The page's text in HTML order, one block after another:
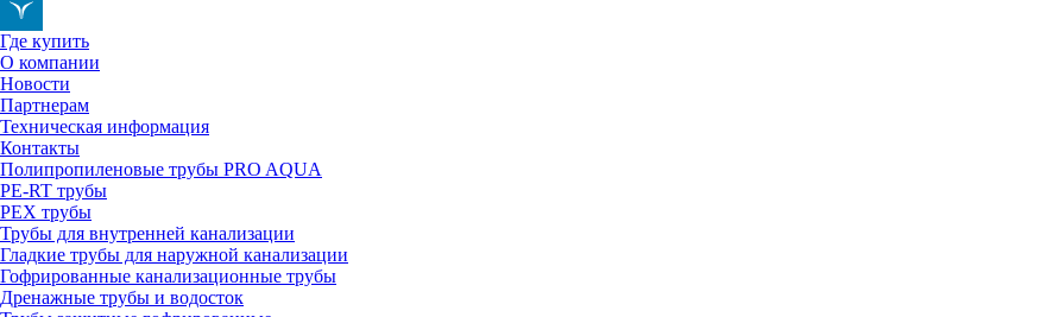
Где купить
О компании
Новости
Партнерам
Техническая информация
Контакты
Полипропиленовые трубы PRO AQUA
PE-RT трубы
PEX трубы
Трубы для внутренней канализации
Гладкие трубы для наружной канализации
Гофрированные канализационные трубы
Дренажные трубы и водосток